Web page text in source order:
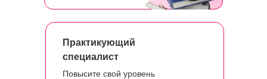
Практикующий
специалист
Повысите свой уровень